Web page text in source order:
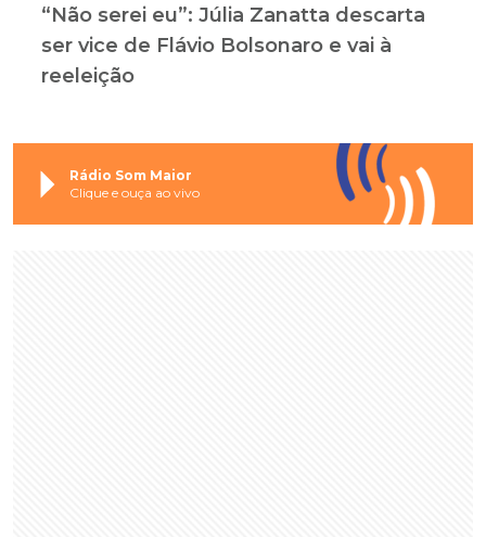
“Não serei eu”: Júlia Zanatta descarta
ser vice de Flávio Bolsonaro e vai à
reeleição
Rádio Som Maior
Clique e ouça ao vivo